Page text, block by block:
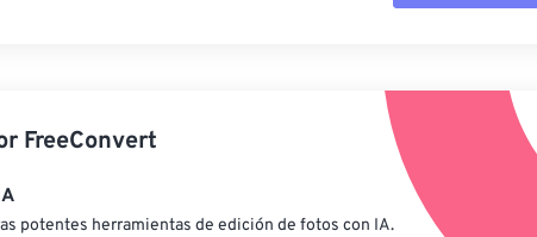
Aplicar desde el ajuste
Guardar como preestablecido
FreeConvert
potentes herramientas de edición de fotos con IA.